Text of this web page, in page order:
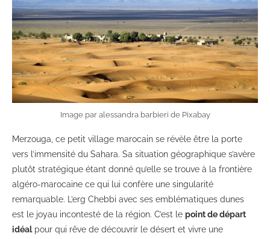
Image par alessandra barbieri de Pixabay
Merzouga, ce petit village marocain se révèle être la porte
vers l’immensité du Sahara. Sa situation géographique s’avère
plutôt stratégique étant donné qu’elle se trouve à la frontière
algéro-marocaine ce qui lui confère une singularité
remarquable. L’erg Chebbi avec ses emblématiques dunes
est le joyau incontesté de la région. C’est le point de départ
idéalpour qui rêve de découvrir le désert et vivre une